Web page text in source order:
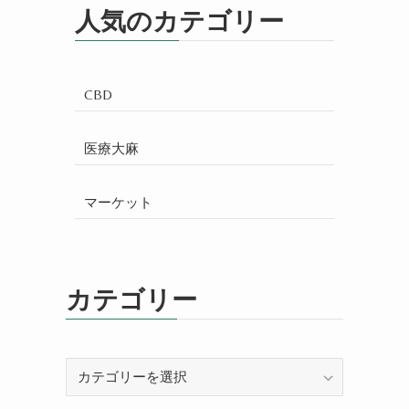
人気のカテゴリー
CBD
医療大麻
マーケット
カテゴリー